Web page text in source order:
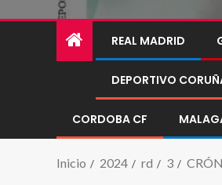
REAL MADRID
DEPORTIVO
CORDOBA CF
Inicio 2024 rd 3